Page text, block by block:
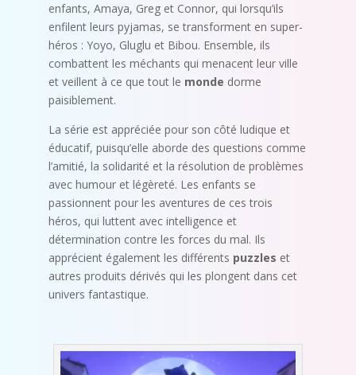
enfants, Amaya, Greg et Connor, qui lorsqu’ils
enfilent leurs pyjamas, se transforment en super-
héros : Yoyo, Gluglu et Bibou. Ensemble, ils
combattent les méchants qui menacent leur ville
et veillent à ce que tout le monde dorme
paisiblement.
La série est appréciée pour son côté ludique et
éducatif, puisqu’elle aborde des questions comme
l’amitié, la solidarité et la résolution de problèmes
avec humour et légèreté. Les enfants se
passionnent pour les aventures de ces trois
héros, qui luttent avec intelligence et
détermination contre les forces du mal. Ils
apprécient également les différents puzzles et
autres produits dérivés qui les plongent dans cet
univers fantastique.